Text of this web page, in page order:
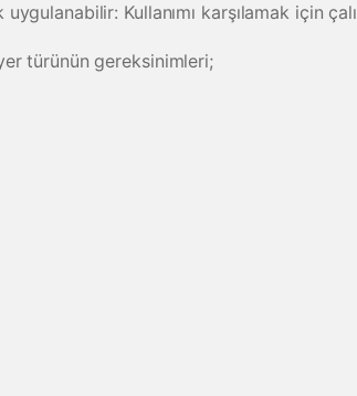
uygulanabilir: Kullanımı karşılamak için
türünün gereksinimleri;